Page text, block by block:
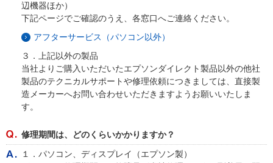
辺機器ほか）
下記ページでご確認のうえ、各窓口へご連絡ください。
アフターサービス（パソコン以外）
３．上記以外の製品
当社よりご購入いただいたエプソンダイレクト製品以外の他社
製品のテクニカルサポートや修理依頼につきましては、直接製
造メーカーへお問い合わせいただきますようお願いいたしま
す。
修理期間は、どのくらいかかりますか？
１．パソコン、ディスプレイ（エプソン製）